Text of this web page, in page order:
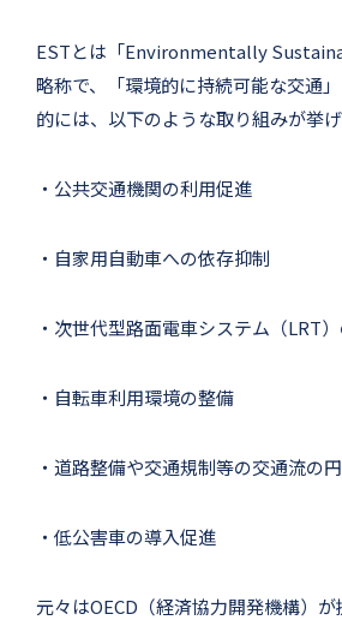
ESTとは「Environmentally
略称で、「環境的に持続可能な交通
的には、以下のような取り組みが挙げ
・公共交通機関の利用促進
・自家用自動車への依存抑制
・次世代型路面電車システム（LRT
・自転車利用環境の整備
・道路整備や交通規制等の交通流の
・低公害車の導入促進
元々はOECD（経済協力開発機構）